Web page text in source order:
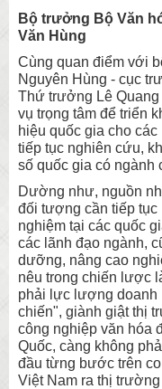
Bộ trưởng Bộ Văn
Văn Hùng
Cùng quan điểm với
Nguyên Hùng - cục
Thứ trưởng Lê Quang
vụ trọng tâm để triển
hiệu quốc gia cho
tiếp tục nghiên cứu,
số quốc gia có ngành
Dường như, nguồn
đối tượng cần tiếp tục
nghiệm tại các quốc
các lãnh đạo ngành,
dưỡng, nâng cao
nêu trong chiến lược
phải lực lượng doanh
chiến", giành giật thị
công nghiệp văn hóa
Quốc, càng không
đầu từng bước trên
Việt Nam ra thị trường